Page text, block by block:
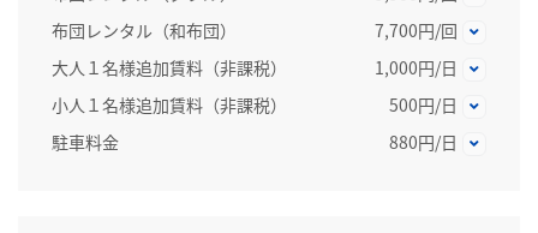
布団レンタル（和布団）
7,700円/回
大人１名様追加賃料（非課税）
1,000円/日
小人１名様追加賃料（非課税）
500円/日
駐車料金
880円/日